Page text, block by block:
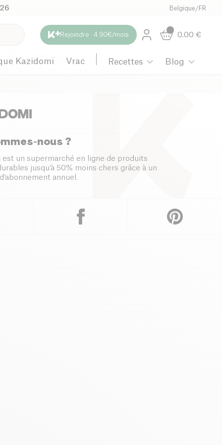
Belgique /FR
Rejoindre · 4.90€/mois 0.00 €
Kazidomi Vrac Recettes Blog
nous ?
est un supermarché en ligne de produits
jusqu’à 50% moins chers grâce à un
annuel.